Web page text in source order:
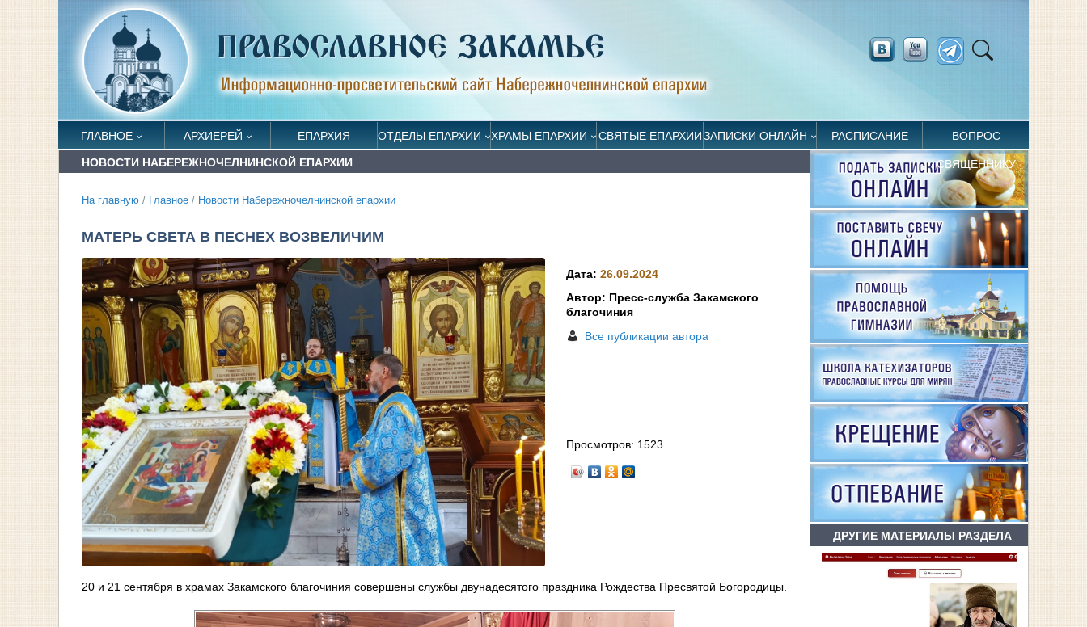
ГЛАВНОЕ АРХИЕРЕЙ ЕПАРХИЯ ОТДЕЛЫ ЕПАРХИИ ХРАМЫ ЕПАРХИИ СВЯТЫЕ ЕПАРХИИЗАПИСКИ ОНЛАЙН РАСПИСАНИЕ ВОПРОС
СВЯЩЕННИКУ
НОВОСТИ НАБЕРЕЖНОЧЕЛНИНСКОЙ ЕПАРХИИ
На главную / Главное / Новости Набережночелнинской епархии
МАТЕРЬ СВЕТА В ПЕСНЕХ ВОЗВЕЛИЧИМ
Дата:26.09.2024
Автор: Пресс-служба Закамского
благочиния
Все публикации автора
Просмотров: 1523
20 и 21 сентября в храмах Закамского благочиния совершены службы двунадесятого праздника Рождества Пресвятой Богородицы.
ДРУГИЕ МАТЕРИАЛЫ РАЗДЕЛА